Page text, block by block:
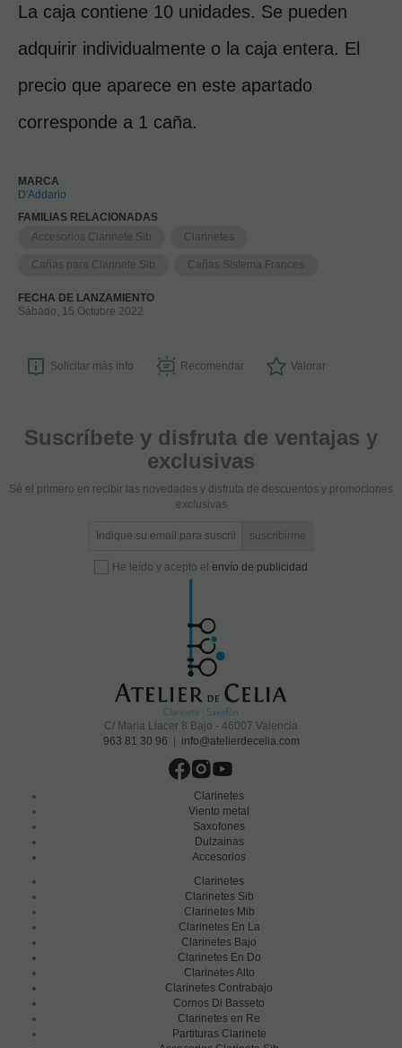
La caja contiene 10 unidades. Se pueden
adquirir individualmente o la caja entera. El
precio que aparece en este apartado
corresponde a 1 caña.
MARCA
D'Addario
FAMILIAS RELACIONADAS
Accesorios Clarinete Sib
Clarinetes
Cañas para Clarinete Sib Cañas Sistema Frances
FECHA DE LANZAMIENTO
Sábado, 15 Octubre 2022
Solicitar más info Recomendar Valorar
Suscríbete y disfruta de ventajas y
exclusivas
Sé el primero en recibir las novedades y disfruta de descuentos y promociones
exclusivas
He leído y acepto el envío de publicidad
C/ Maria Llacer 8 Bajo - 46007 Valencia
963 81 30 96 | info@atelierdecelia.com
Clarinetes
Viento metal
Saxofones
Dulzainas
Accesorios
Clarinetes
Clarinetes Sib
Clarinetes Mib
Clarinetes En La
Clarinetes Bajo
Clarinetes En Do
Clarinetes Alto
Clarinetes Contrabajo
Cornos Di Basseto
Clarinetes en Re
Partituras Clarinete